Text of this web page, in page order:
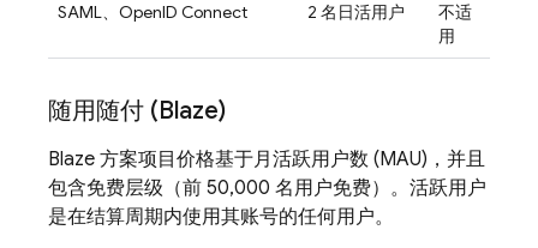
SAML、OpenID Connect
2 名日活用户
不适
用
随用随付 (Blaze)
Blaze 方案项目价格基于月活跃用户数 (MAU)，并且
包含免费层级（前 50,000 名用户免费）。活跃用户
是在结算周期内使用其账号的任何用户。